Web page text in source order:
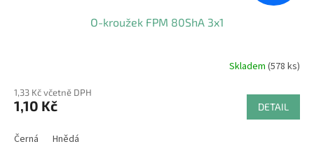
O-kroužek FPM 80ShA 3x1
Skladem (578 ks)
1,33 Kč včetně DPH
1,10 Kč DETAIL
Černá Hnědá